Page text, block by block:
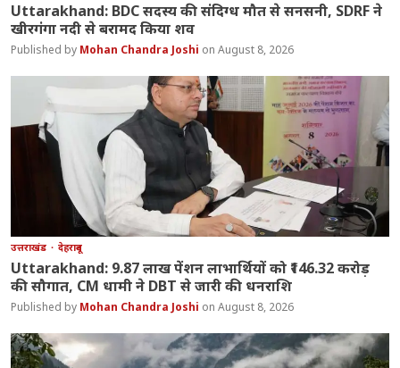
Uttarakhand: BDC सदस्य की संदिग्ध मौत से सनसनी, SDRF ने
खीरगंगा नदी से बरामद किया शव
Mohan Chandra Joshi August 8, 2026
उत्तराखंड देहरादून
Uttarakhand: 9.87 लाख पेंशन लाभार्थियों को ₹146.32 करोड़
की सौगात, CM धामी ने DBT से जारी की धनराशि
Mohan Chandra Joshi August 8, 2026